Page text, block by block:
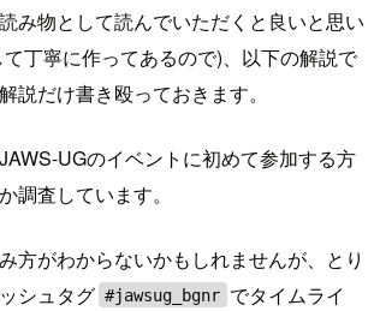
み物として読んでいただくと良いと思い
丁寧に作ってあるので)、以下の解説で
説だけ書き殴っておきます。
UGのイベントに初めて参加する方
調査しています。
方がわからないかもしれませんが、とり
シュタグ #jawsug_bgnr でタイムライ